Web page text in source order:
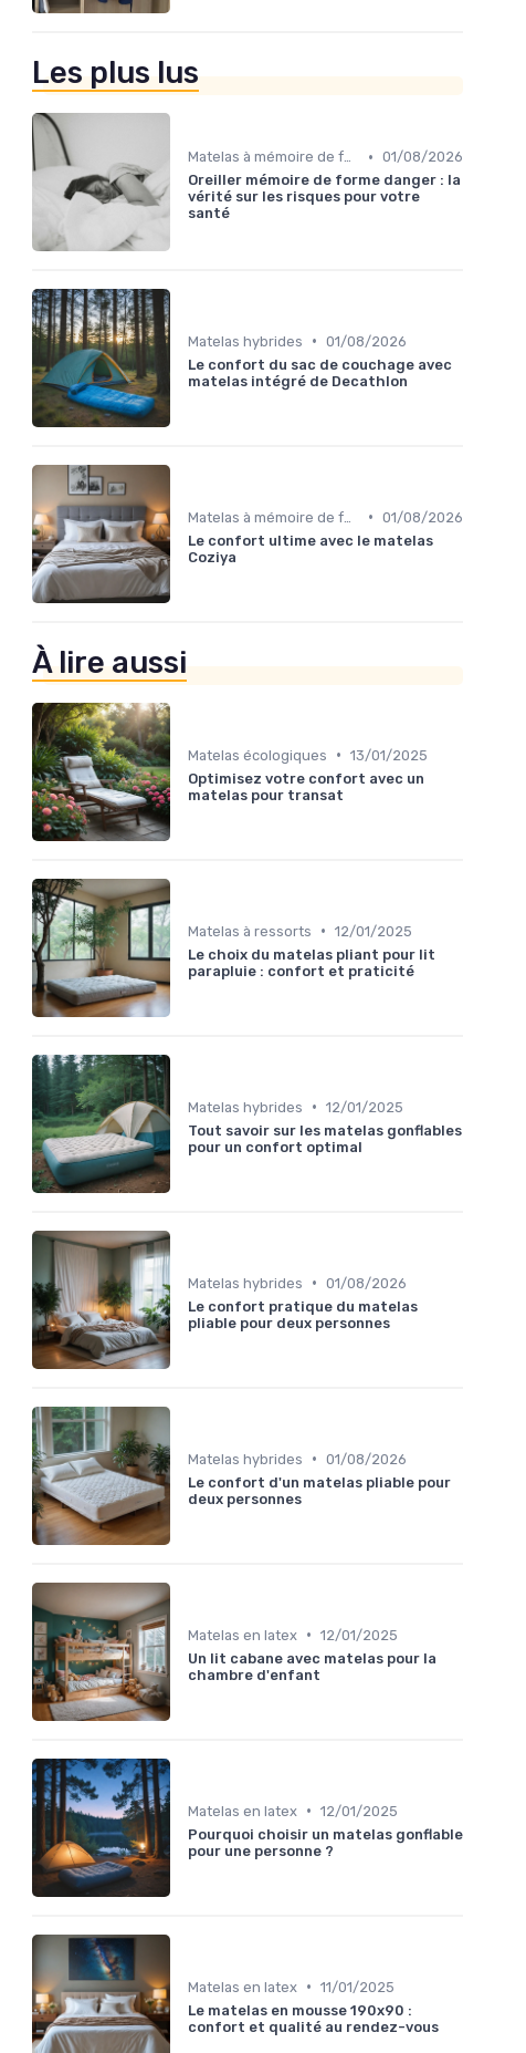
Les plus lus
Matelas à mémoire de forme • 01/08/2026
Oreiller mémoire de forme danger : la
vérité sur les risques pour votre
santé
Matelas hybrides • 01/08/2026
Le confort du sac de couchage avec
matelas intégré de Decathlon
• 01/08/2026
Le confort ultime avec le matelas
Coziya
À lire aussi
Matelas écologiques • 13/01/2025
Optimisez votre confort avec un
matelas pour transat
Matelas à ressorts • 12/01/2025
Le choix du matelas pliant pour lit
parapluie : confort et praticité
Matelas hybrides • 12/01/2025
Tout savoir sur les matelas gonflables
pour un confort optimal
Matelas hybrides • 01/08/2026
Le confort pratique du matelas
pliable pour deux personnes
Matelas hybrides • 01/08/2026
Le confort d'un matelas pliable pour
deux personnes
Matelas en latex • 12/01/2025
Un lit cabane avec matelas pour la
chambre d'enfant
Matelas en latex • 12/01/2025
Pourquoi choisir un matelas gonflable
pour une personne ?
Matelas en latex • 11/01/2025
Le matelas en mousse 190x90 :
confort et qualité au rendez-vous